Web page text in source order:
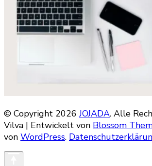
© Copyright 2026JOJADA. Alle
Vilva | Entwickelt von Blossom
von WordPress.